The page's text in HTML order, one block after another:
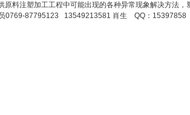
料注塑加工工程中可能出现的各种异常现象解决方法，
员0769-87795123 13549213581 肖生 QQ：